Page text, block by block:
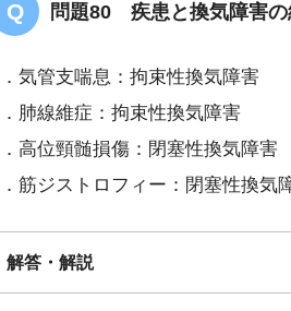
幻肢痛
問題80 疾患と換気障害の
気管支喘息：拘束性換気障害
肺線維症：拘束性換気障害
高位頸髄損傷：閉塞性換気障害
筋ジストロフィー：閉塞性換気
解答・解説